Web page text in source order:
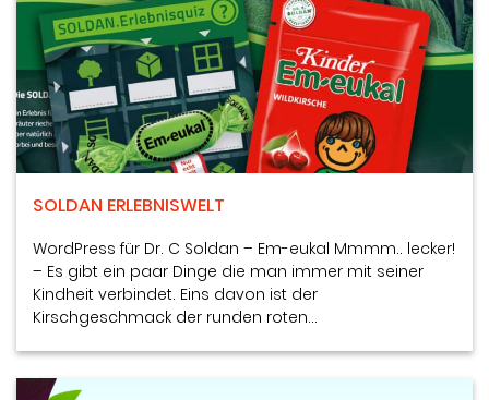
SOLDAN ERLEBNISWELT
WordPress für Dr. C Soldan – Em-eukal Mmmm.. lecker!
– Es gibt ein paar Dinge die man immer mit seiner
Kindheit verbindet. Eins davon ist der
Kirschgeschmack der runden roten…